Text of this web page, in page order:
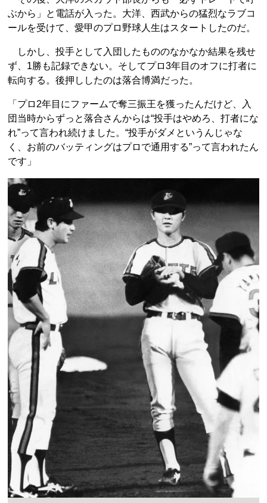
ぶから」と電話が入った。大洋、西武からの猛烈なラブコ
ールを受けて、愛甲のプロ野球人生はスタートしたのだ。
しかし、投手として入団したもののなかなか結果を残せ
ず、1勝も記録できない。そしてプロ3年目のオフに打者に
転向する。後押ししたのは落合博満だった。
「プロ2年目にファームで奪三振王を獲ったんだけど、入
団当時からずっと落合さんからは“投手はやめろ、打者にな
れ”って言われ続けました。“投手がダメというんじゃな
く、お前のバッティングはプロで通用する”って言われたん
です」